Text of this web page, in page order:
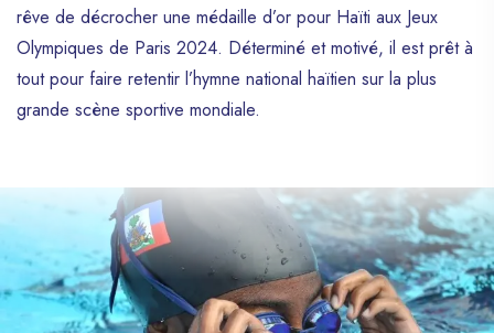
rêve de décrocher une médaille d’or pour Haïti aux Jeux
Olympiques de Paris 2024. Déterminé et motivé, il est prêt à
tout pour faire retentir l’hymne national haïtien sur la plus
grande scène sportive mondiale.